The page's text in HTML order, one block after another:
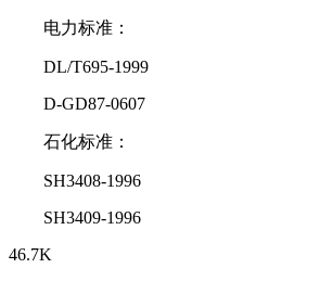
电力标准：
DL/T695-1999
D-GD87-0607
石化标准：
SH3408-1996
SH3409-1996
46.7K